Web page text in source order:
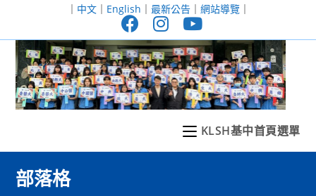
至
｜ 中文｜ English ｜ 最新公告｜ 網站導覽｜
KLSH基中首頁選單
部落格